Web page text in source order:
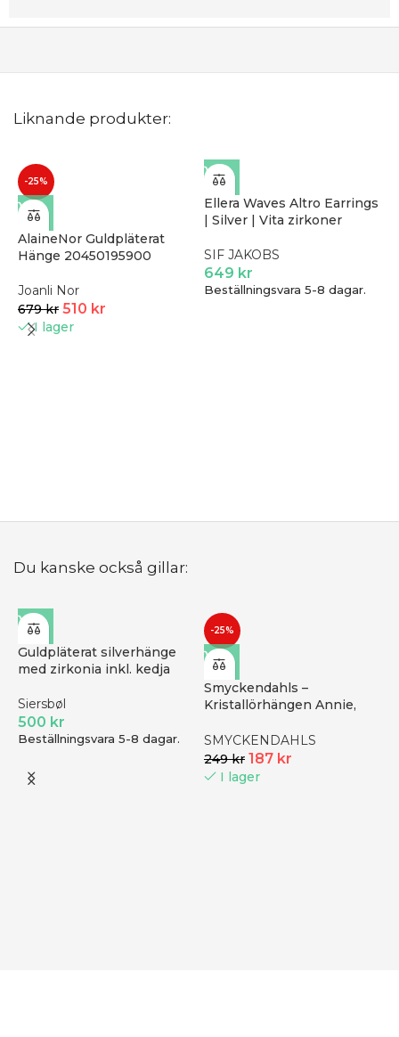
Liknande produkter:
-25%
AlaineNor Guldpläterat
Hänge 20450195900
Joanli Nor
679kr 510 kr
I lager
Ellera Waves Altro Earrings
| Silver | Vita zirkoner
SIF JAKOBS
649 kr
Beställningsvara 5-8 dagar.
Du kanske också gillar:
Guldpläterat silverhänge
med zirkonia inkl. kedja
Siersbøl
500 kr
Beställningsvara 5-8 dagar.
-25%
Smyckendahls –
Kristallörhängen Annie,
SMYCKENDAHLS
249kr 187 kr
I lager